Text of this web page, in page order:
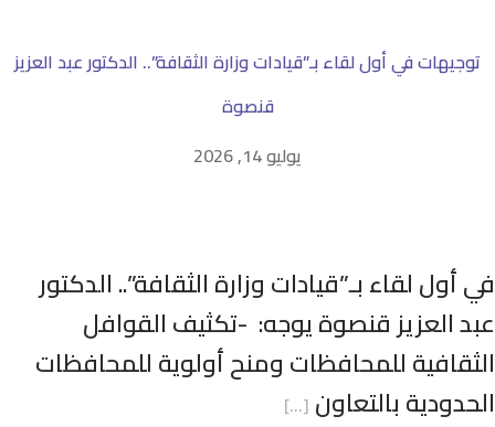
توجيهات في أول لقاء بـ”قيادات وزارة الثقافة”.. الدكتور عبد العزيز
قنصوة
يوليو 14, 2026
أول لقاء بـ”قيادات وزارة الثقافة”.. الدكتور
العزيز قنصوة يوجه: -تكثيف القوافل
للمحافظات ومنح أولوية للمحافظات
بالتعاون […]